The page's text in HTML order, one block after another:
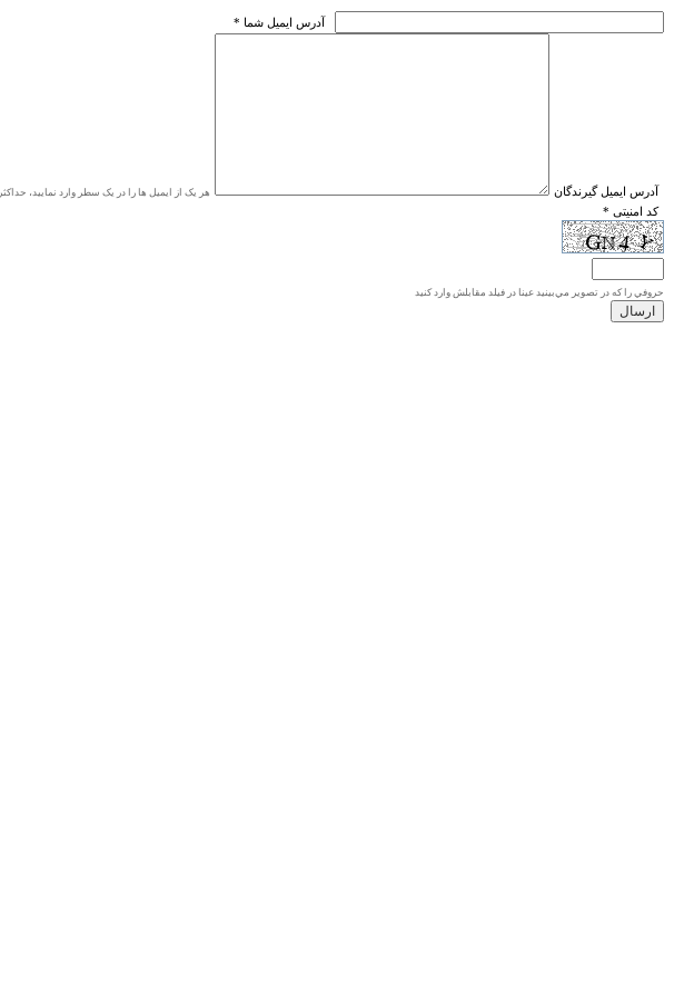
* آدرس ايميل شما
* آدرس ايميل گيرندگان هر یک از ایمیل ها را در یک سطر وارد نمایید، حداکثر ۲۰ آدرس
* کد امنیتی
حروفي را كه در تصوير مي‌بينيد عينا در فيلد مقابلش وارد كنيد